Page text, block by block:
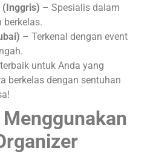
(Inggris) – Spesialis dalam
berkelas.
– Terkenal dengan event
untuk Anda yang
berkelas dengan sentuhan